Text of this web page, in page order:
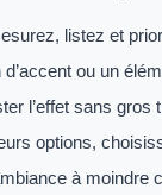
listez et
ou un
l’effet sans gros
options,
à moindre